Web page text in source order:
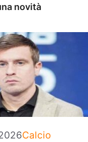
novità
Categorie
Calcio